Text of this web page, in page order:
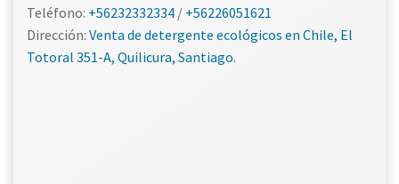
Teléfono: +56232332334 / +56226051621
Dirección: Venta de detergente ecológicos en Chile, El
Totoral 351-A, Quilicura, Santiago.